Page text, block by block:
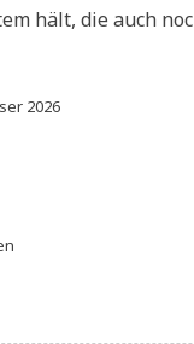
hält, die auch
2026